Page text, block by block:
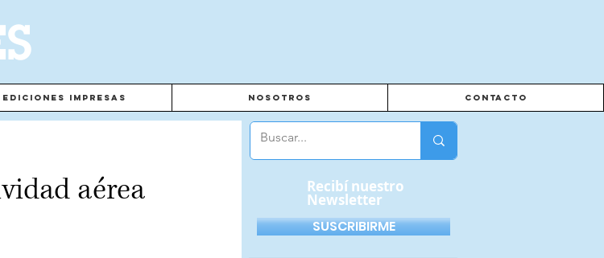
Ediciones Impresas Nosotros Contacto
aérea Recibí nuestro
Newsletter
SUSCRIBIRME